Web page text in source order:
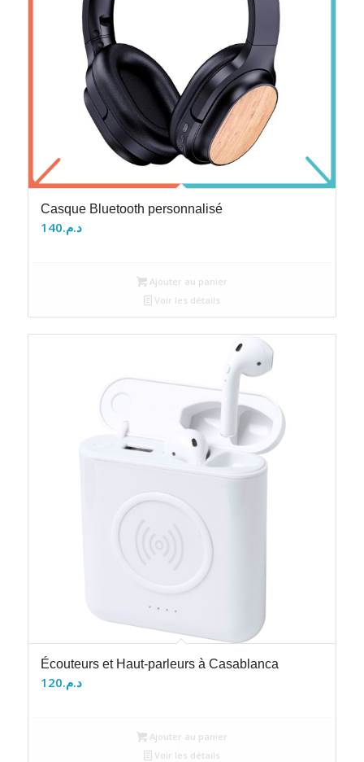
Casque Bluetooth personnalisé
د.م.140
Ajouter au panier
Voir les détails
Écouteurs et Haut-parleurs à Casablanca
د.م.120
Ajouter au panier
Voir les détails